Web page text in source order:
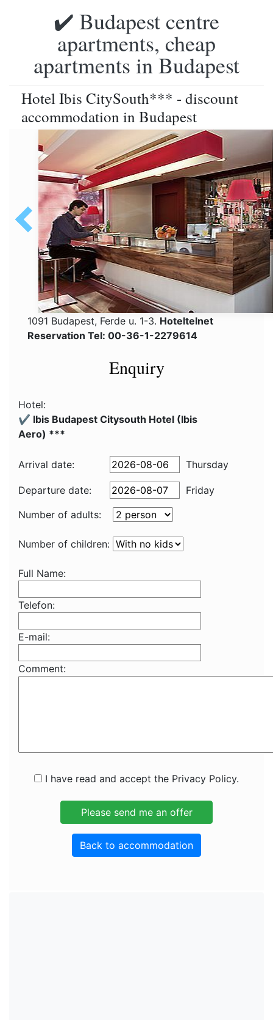
✔️ Budapest centre
apartments, cheap
apartments in Budapest
Hotel Ibis CitySouth*** - discount
accommodation in Budapest
1091 Budapest, Ferde u. 1-3. Hoteltelnet
Reservation Tel: 00-36-1-2279614
Enquiry
Hotel:
✔️ Ibis Budapest Citysouth Hotel (Ibis
Aero) ***
Arrival date: Thursday
Departure date:
Friday
Number of adults:
Number of children:
Full Name:
Telefon:
E-mail:
Comment:
I have read and accept the Privacy Policy.
Back to accommodation